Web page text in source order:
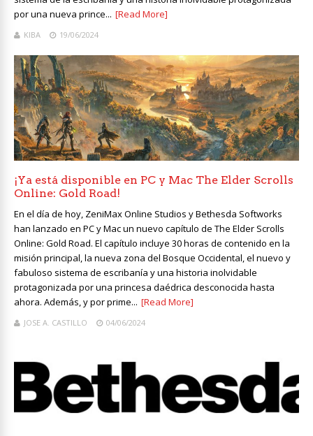
por una nueva prince... [Read More]
KIBA 19/06/2024
¡Ya está disponible en PC y Mac The Elder Scrolls
Online: Gold Road!
En el día de hoy, ZeniMax Online Studios y Bethesda Softworks
han lanzado en PC y Mac un nuevo capítulo de The Elder Scrolls
Online: Gold Road. El capítulo incluye 30 horas de contenido en la
misión principal, la nueva zona del Bosque Occidental, el nuevo y
fabuloso sistema de escribanía y una historia inolvidable
protagonizada por una princesa daédrica desconocida hasta
ahora. Además, y por prime... [Read More]
JOSE A. CASTILLO 04/06/2024